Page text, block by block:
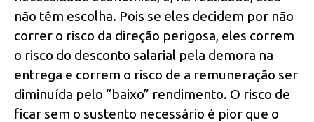
não têm escolha. Pois se eles decidem por não
correr o risco da direção perigosa, eles correm
o risco do desconto salarial pela demora na
entrega e correm o risco de a remuneração ser
diminuída pelo “baixo” rendimento. O risco de
ficar sem o sustento necessário é pior que o